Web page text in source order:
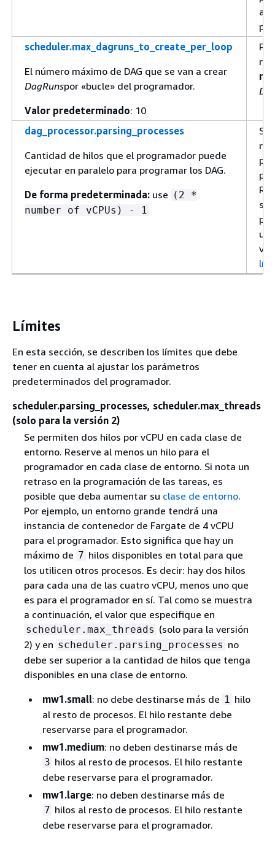
scheduler.max_dagruns_to_create_per_loop
El número máximo de DAG que se van a crear
DagRunspor «bucle» del programador.
Valor predeterminado: 10
dag_processor.parsing_processes
Cantidad de hilos que el programador puede
ejecutar en paralelo para programar los DAG.
De forma predeterminada: use (2 *
number of vCPUs) - 1
Se
si
un
Límites
En esta sección, se describen los límites que debe
tener en cuenta al ajustar los parámetros
predeterminados del programador.
scheduler.parsing_processes, scheduler.max_threads
(solo para la versión 2)
Se permiten dos hilos por vCPU en cada clase de
entorno. Reserve al menos un hilo para el
programador en cada clase de entorno. Si nota un
retraso en la programación de las tareas, es
posible que deba aumentar su clase de entorno.
Por ejemplo, un entorno grande tendrá una
instancia de contenedor de Fargate de 4 vCPU
para el programador. Esto significa que hay un
máximo de 7 hilos disponibles en total para que
los utilicen otros procesos. Es decir: hay dos hilos
para cada una de las cuatro vCPU, menos uno que
es para el programador en sí. Tal como se muestra
a continuación, el valor que especifique en
scheduler.max_threads (solo para la versión
2) y en scheduler.parsing_processes no
debe ser superior a la cantidad de hilos que tenga
disponibles en una clase de entorno.
mw1.small: no debe destinarse más de 1 hilo
al resto de procesos. El hilo restante debe
reservarse para el programador.
mw1.medium: no deben destinarse más de
3 hilos al resto de procesos. El hilo restante
debe reservarse para el programador.
mw1.large: no deben destinarse más de
7 hilos al resto de procesos. El hilo restante
debe reservarse para el programador.